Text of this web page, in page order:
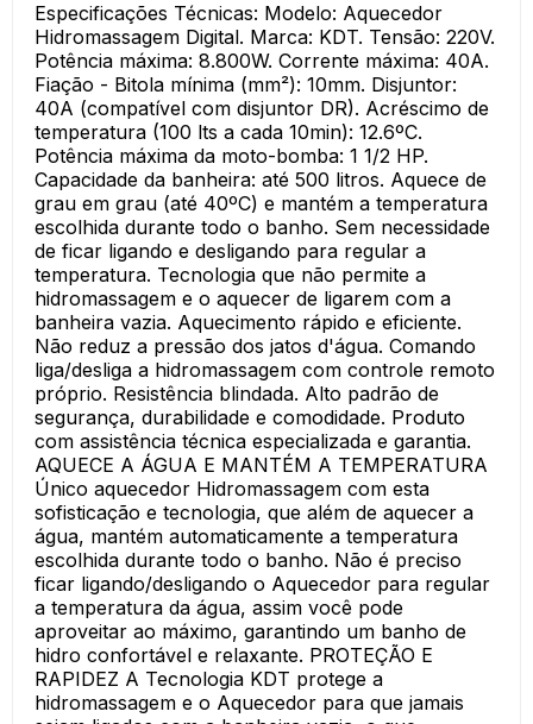
Especificações Técnicas: Modelo: Aquecedor
Hidromassagem Digital. Marca: KDT. Tensão: 220V.
Potência máxima: 8.800W. Corrente máxima: 40A.
Fiação - Bitola mínima (mm²): 10mm. Disjuntor:
40A (compatível com disjuntor DR). Acréscimo de
temperatura (100 lts a cada 10min): 12.6ºC.
Potência máxima da moto-bomba: 1 1/2 HP.
Capacidade da banheira: até 500 litros. Aquece de
grau em grau (até 40ºC) e mantém a temperatura
escolhida durante todo o banho. Sem necessidade
de ficar ligando e desligando para regular a
temperatura. Tecnologia que não permite a
hidromassagem e o aquecer de ligarem com a
banheira vazia. Aquecimento rápido e eficiente.
Não reduz a pressão dos jatos d'água. Comando
liga/desliga a hidromassagem com controle remoto
próprio. Resistência blindada. Alto padrão de
segurança, durabilidade e comodidade. Produto
com assistência técnica especializada e garantia.
AQUECE A ÁGUA E MANTÉM A TEMPERATURA
Único aquecedor Hidromassagem com esta
sofisticação e tecnologia, que além de aquecer a
água, mantém automaticamente a temperatura
escolhida durante todo o banho. Não é preciso
ficar ligando/desligando o Aquecedor para regular
a temperatura da água, assim você pode
aproveitar ao máximo, garantindo um banho de
hidro confortável e relaxante. PROTEÇÃO E
RAPIDEZ A Tecnologia KDT protege a
hidromassagem e o Aquecedor para que jamais